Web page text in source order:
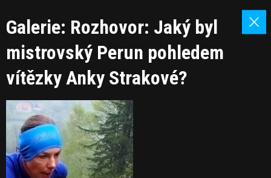
Galerie: Rozhovor: Jaký byl
mistrovský Perun pohledem
vítězky Anky Strakové?